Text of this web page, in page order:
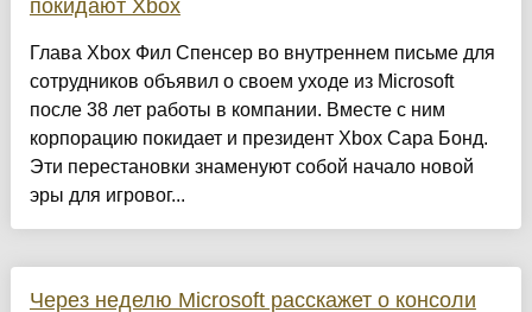
покидают Xbox
Глава Xbox Фил Спенсер во внутреннем письме для
сотрудников объявил о своем уходе из Microsoft
после 38 лет работы в компании. Вместе с ним
корпорацию покидает и президент Xbox Сара Бонд.
Эти перестановки знаменуют собой начало новой
эры для игровог...
Через неделю Microsoft расскажет о консоли